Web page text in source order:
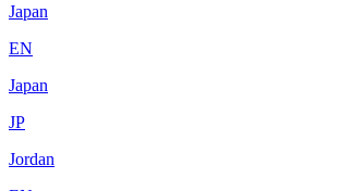
Japan
EN
Japan
JP
Jordan